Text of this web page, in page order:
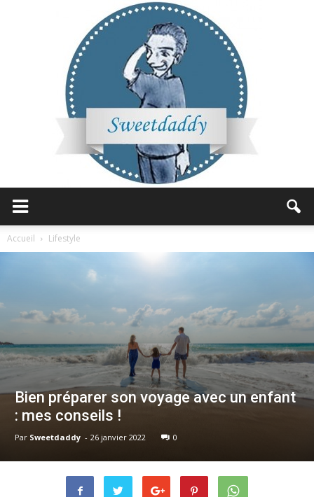
Accueil Lifestyle
Bien préparer son voyage avec un enfant
: mes conseils !
Par Sweetdaddy - 26 janvier 2022 0